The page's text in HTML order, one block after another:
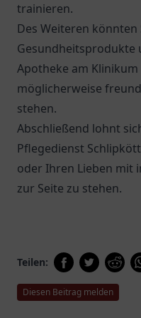
trainieren.
Des Weiteren könnten
Gesundheitsprodukte
Apotheke am Klinikum
möglicherweise
stehen.
Abschließend lohnt
Pflegedienst
oder Ihren Lieben mit
zur Seite zu stehen.
Teilen:
Diesen Beitrag melden